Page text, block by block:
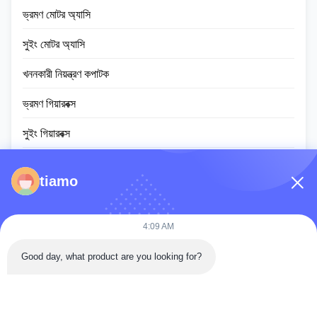
ভ্রমণ মোটর অ্যাসি
সুইং মোটর অ্যাসি
খননকারী নিয়ন্ত্রণ কপাটক
ভ্রমণ গিয়ারবক্স
সুইং গিয়ারবক্স
ইসিইউ নিয়ামক
হাইড্রোলিক সিলিন্ডার অ্যাসি
tiamo
4:09 AM
Good day, what product are you looking for?